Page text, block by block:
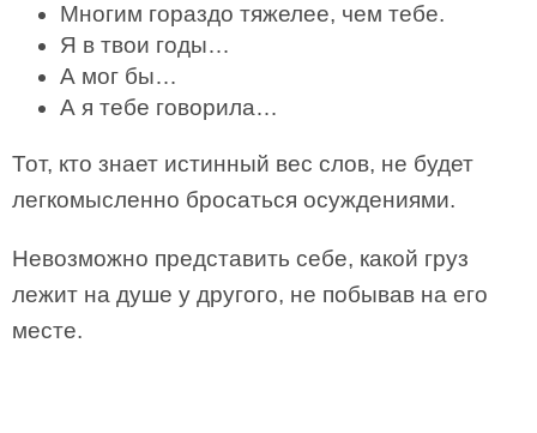
Многим гораздо тяжелее, чем тебе.
Я в твои годы…
А мог бы…
А я тебе говорила…
Тот, кто знает истинный вес слов, не будет
легкомысленно бросаться осуждениями.
Невозможно представить себе, какой груз
лежит на душе у другого, не побывав на его
месте.